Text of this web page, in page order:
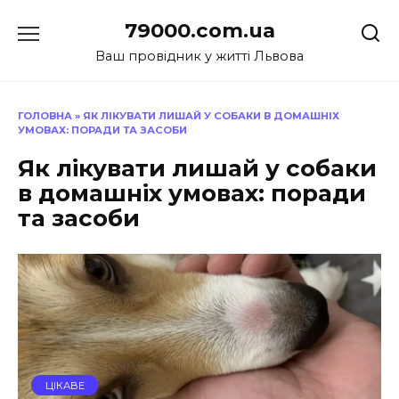
до
79000.com.ua
Ваш провідник у житті Львова
ГОЛОВНА » ЯК ЛІКУВАТИ ЛИШАЙ У СОБАКИ В ДОМАШНІХ
УМОВАХ: ПОРАДИ ТА ЗАСОБИ
Як лікувати лишай у собаки
в домашніх умовах: поради
та засоби
ЦІКАВЕ